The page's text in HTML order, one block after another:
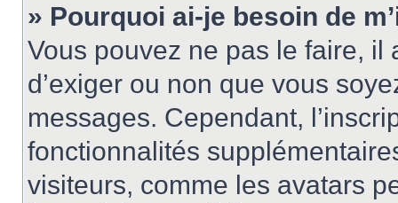
» Pourquoi ai-je besoin de
Vous pouvez ne pas le faire, il
d’exiger ou non que vous
messages. Cependant,
fonctionnalités
visiteurs, comme les avatars